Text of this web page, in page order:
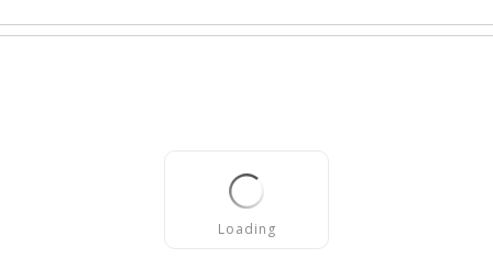
Loading